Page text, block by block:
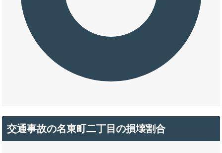
交通事故の名東町二丁目の損壊割合